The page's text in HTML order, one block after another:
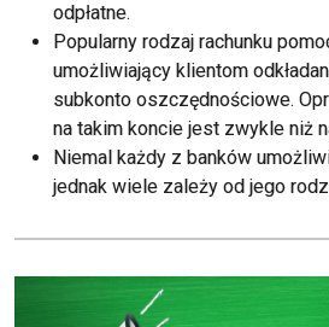
odpłatne.
Popularny rodzaj rachunku
umożliwiający klientom
subkonto oszczędnościowe.
na takim koncie jest zwykle niż
Niemal każdy z banków
jednak wiele zależy od jego